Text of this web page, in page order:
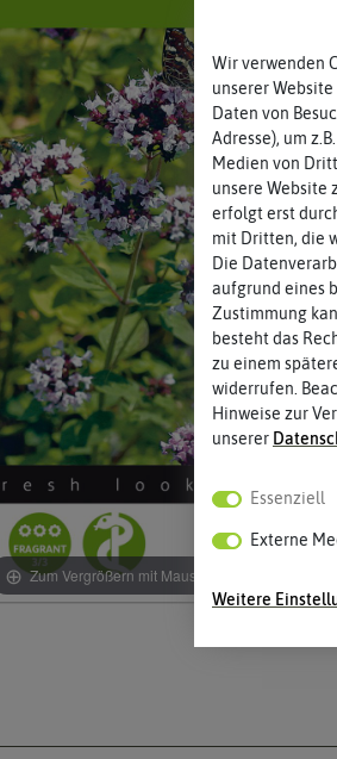
Zum Vergrößern mit Maus über das Bild fahren
Wir verwenden
unserer
Daten von
Adresse), um
Medien von
unsere Website
erfolgt erst
mit Dritten, die
Die
aufgrund eines
Zustimmung
besteht das
zu einem
widerrufen.
Hinweise zur
unserer
Essenziell
Externe
Weitere